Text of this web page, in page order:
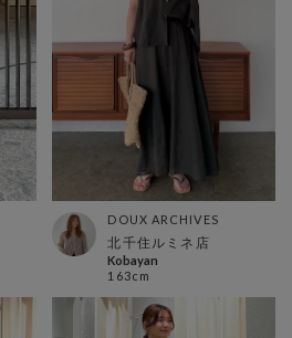
DOUX ARCHIVES
北千住ルミネ店
Kobayan
163cm